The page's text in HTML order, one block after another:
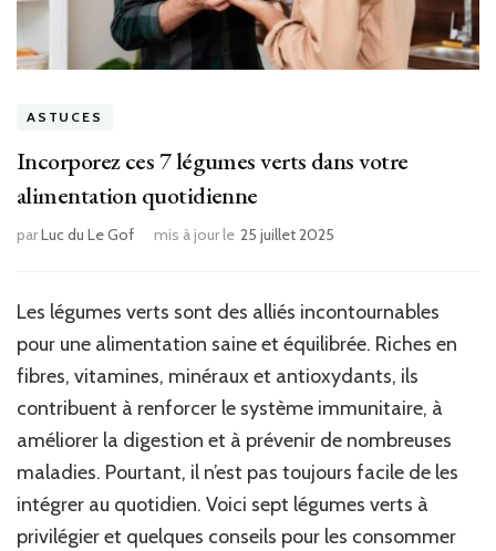
ASTUCES
Incorporez ces 7 légumes verts dans votre
alimentation quotidienne
parLuc du Le Gof mis à jour le 25 juillet 2025
Les légumes verts sont des alliés incontournables
pour une alimentation saine et équilibrée. Riches en
fibres, vitamines, minéraux et antioxydants, ils
contribuent à renforcer le système immunitaire, à
améliorer la digestion et à prévenir de nombreuses
maladies. Pourtant, il n’est pas toujours facile de les
intégrer au quotidien. Voici sept légumes verts à
privilégier et quelques conseils pour les consommer